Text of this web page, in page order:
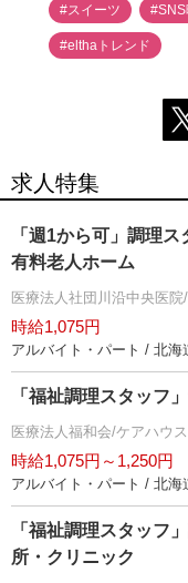
#スイーツ #SNS
#elthaトレンド
求人特集
「週1から可」調理
有料老人ホーム
医療法人社団川沿中央医
時給1,075円
アルバイト・パート / 北海
「福祉調理スタッフ
医療法人福和会/ケアハウ
時給1,075円～1,250円
アルバイト・パート / 北海
「福祉調理スタッフ
所・クリニック